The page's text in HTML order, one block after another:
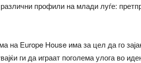
профили на млади луѓе:
на Europe House има за цел да го
ги да играат поголема улога во